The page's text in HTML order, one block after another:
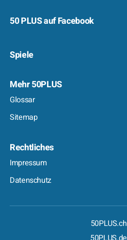
50 PLUS auf Facebook
Spiele
Mehr 50PLUS
Glossar
Sitemap
Rechtliches
Impressum
Datenschutz
50PLUS.ch